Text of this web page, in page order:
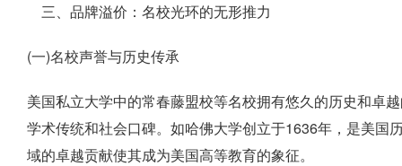
三、品牌溢价：名校光环的无形推力
(一)名校声誉与历史传承
美国私立大学中的常春藤盟校等名校拥有悠久的历史和卓
学术传统和社会口碑。如哈佛大学创立于1636年，是美国
域的卓越贡献使其成为美国高等教育的象征。